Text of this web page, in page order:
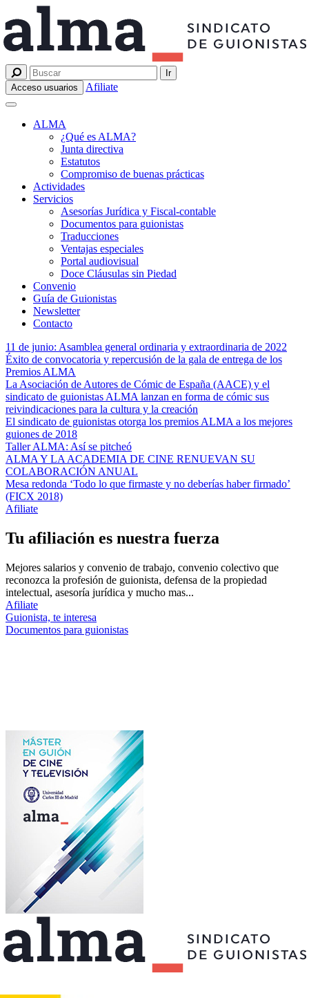
Acceso usuarios Afiliate
ALMA
¿Qué es ALMA?
Junta directiva
Estatutos
Compromiso de buenas prácticas
Actividades
Servicios
Asesorías Jurídica y Fiscal-contable
Documentos para guionistas
Traducciones
Ventajas especiales
Portal audiovisual
Doce Cláusulas sin Piedad
Convenio
Guía de Guionistas
Newsletter
Contacto
11 de junio: Asamblea general ordinaria y extraordinaria de 2022
Éxito de convocatoria y repercusión de la gala de entrega de los
Premios ALMA
La Asociación de Autores de Cómic de España (AACE) y el
sindicato de guionistas ALMA lanzan en forma de cómic sus
reivindicaciones para la cultura y la creación
El sindicato de guionistas otorga los premios ALMA a los mejores
guiones de 2018
Taller ALMA: Así se pitcheó
ALMA Y LA ACADEMIA DE CINE RENUEVAN SU
COLABORACIÓN ANUAL
Mesa redonda ‘Todo lo que firmaste y no deberías haber firmado’
(FICX 2018)
Afiliate
Tu afiliación es nuestra fuerza
Mejores salarios y convenio de trabajo, convenio colectivo que
reconozca la profesión de guionista, defensa de la propiedad
intelectual, asesoría jurídica y mucho mas...
Afiliate
Guionista, te interesa
Documentos para guionistas